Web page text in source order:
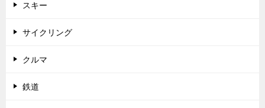
スキー
サイクリング
クルマ
鉄道